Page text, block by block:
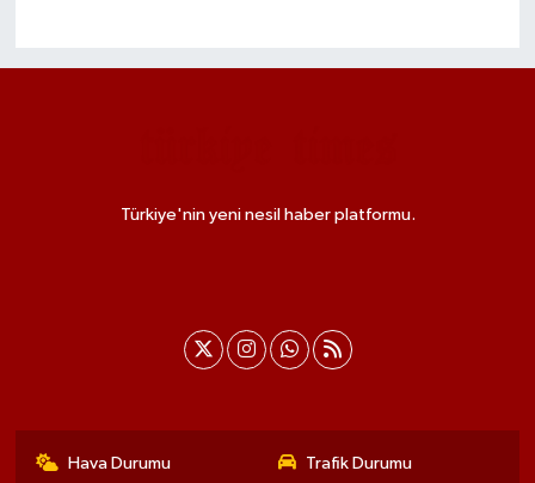
Türkiye'nin yeni nesil haber platformu.
Hava Durumu Trafik Durumu